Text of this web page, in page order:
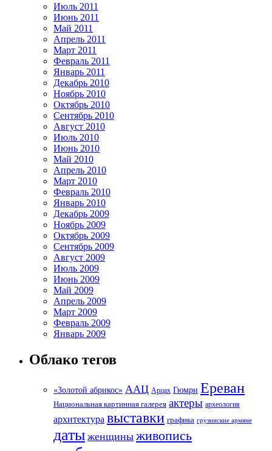
Июль 2011
Июнь 2011
Май 2011
Апрель 2011
Март 2011
Февраль 2011
Январь 2011
Декабрь 2010
Ноябрь 2010
Октябрь 2010
Сентябрь 2010
Август 2010
Июль 2010
Июнь 2010
Май 2010
Апрель 2010
Март 2010
Февраль 2010
Январь 2010
Декабрь 2009
Ноябрь 2009
Октябрь 2009
Сентябрь 2009
Август 2009
Июль 2009
Июнь 2009
Май 2009
Апрель 2009
Март 2009
Февраль 2009
Январь 2009
Облако тегов
«Золотой абрикос» ААЦ Арцах Гюмри Ереван
Национальная картинная галерея актеры археология
архитектура выставки графика грузинские армяне
даты женщины живопись